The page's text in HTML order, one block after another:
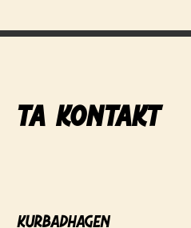
Ta kontakt
KURBADHAGEN